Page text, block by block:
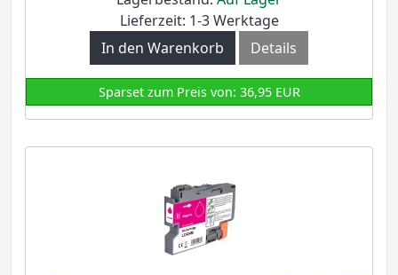
Lieferzeit: 1-3 Werktage
In den Warenkorb
Details
Sparset zum Preis von: 36,95 EUR